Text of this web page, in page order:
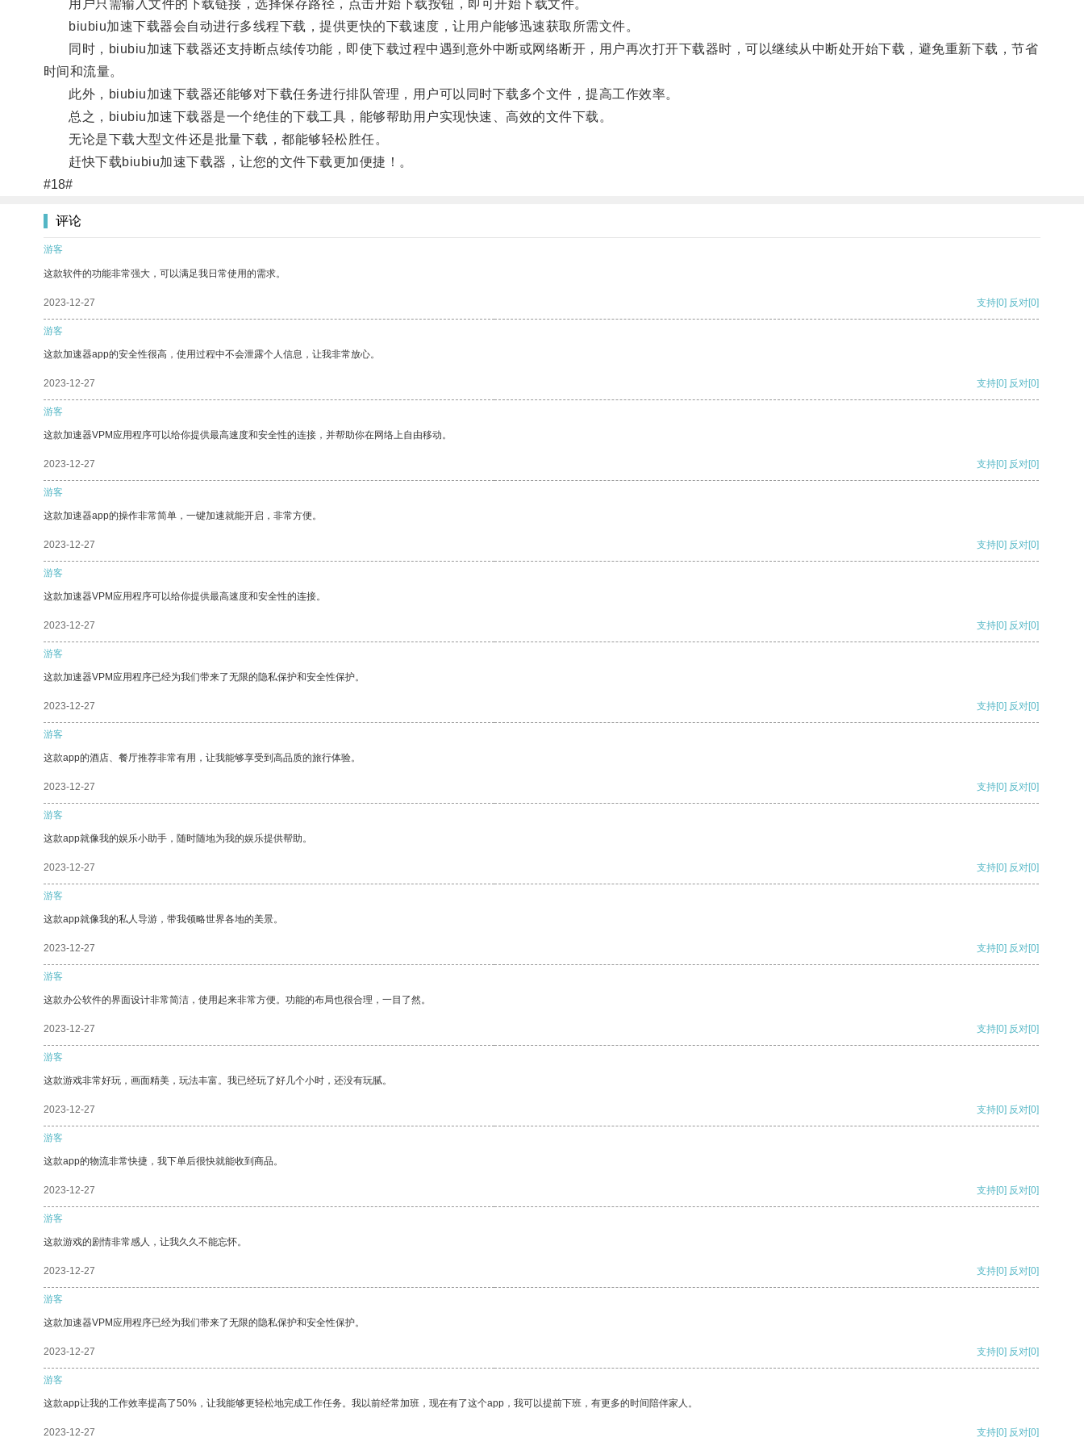
用户只需输入文件的下载链接，选择保存路径，点击开始下载按钮，即可开始下载文件。
biubiu加速下载器会自动进行多线程下载，提供更快的下载速度，让用户能够迅速获取所需文件。
同时，biubiu加速下载器还支持断点续传功能，即使下载过程中遇到意外中断或网络断开，用户再次打开下载器时，可以继续从中断处开始下载，避免重新下载，节省
时间和流量。
此外，biubiu加速下载器还能够对下载任务进行排队管理，用户可以同时下载多个文件，提高工作效率。
总之，biubiu加速下载器是一个绝佳的下载工具，能够帮助用户实现快速、高效的文件下载。
无论是下载大型文件还是批量下载，都能够轻松胜任。
赶快下载biubiu加速下载器，让您的文件下载更加便捷！。
#18#
评论
游客
这款软件的功能非常强大，可以满足我日常使用的需求。
2023-12-27 支持[0] 反对[0]
游客
这款加速器app的安全性很高，使用过程中不会泄露个人信息，让我非常放心。
2023-12-27 支持[0] 反对[0]
游客
这款加速器VPM应用程序可以给你提供最高速度和安全性的连接，并帮助你在网络上自由移动。
2023-12-27 支持[0] 反对[0]
游客
这款加速器app的操作非常简单，一键加速就能开启，非常方便。
2023-12-27 支持[0] 反对[0]
游客
这款加速器VPM应用程序可以给你提供最高速度和安全性的连接。
2023-12-27 支持[0] 反对[0]
游客
这款加速器VPM应用程序已经为我们带来了无限的隐私保护和安全性保护。
2023-12-27 支持[0] 反对[0]
游客
这款app的酒店、餐厅推荐非常有用，让我能够享受到高品质的旅行体验。
2023-12-27 支持[0] 反对[0]
游客
这款app就像我的娱乐小助手，随时随地为我的娱乐提供帮助。
2023-12-27 支持[0] 反对[0]
游客
这款app就像我的私人导游，带我领略世界各地的美景。
2023-12-27 支持[0] 反对[0]
游客
这款办公软件的界面设计非常简洁，使用起来非常方便。功能的布局也很合理，一目了然。
2023-12-27 支持[0] 反对[0]
游客
这款游戏非常好玩，画面精美，玩法丰富。我已经玩了好几个小时，还没有玩腻。
2023-12-27 支持[0] 反对[0]
游客
这款app的物流非常快捷，我下单后很快就能收到商品。
2023-12-27 支持[0] 反对[0]
游客
这款游戏的剧情非常感人，让我久久不能忘怀。
2023-12-27 支持[0] 反对[0]
游客
这款加速器VPM应用程序已经为我们带来了无限的隐私保护和安全性保护。
2023-12-27 支持[0] 反对[0]
游客
这款app让我的工作效率提高了50%，让我能够更轻松地完成工作任务。我以前经常加班，现在有了这个app，我可以提前下班，有更多的时间陪伴家人。
2023-12-27 支持[0] 反对[0]